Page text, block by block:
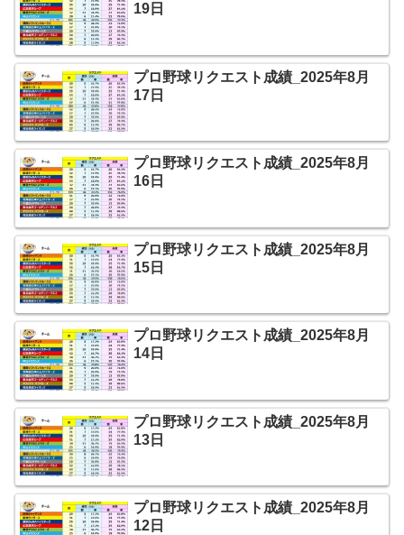
19日
プロ野球リクエスト成績_2025年8月
17日
プロ野球リクエスト成績_2025年8月
16日
プロ野球リクエスト成績_2025年8月
15日
プロ野球リクエスト成績_2025年8月
14日
プロ野球リクエスト成績_2025年8月
13日
プロ野球リクエスト成績_2025年8月
12日